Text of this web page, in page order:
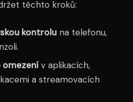
těchto kroků:
kontrolu na telefonu,
omezenív aplikacích,
a streamovacích